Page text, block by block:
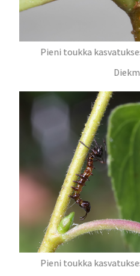
Pieni toukka
Pieni toukka